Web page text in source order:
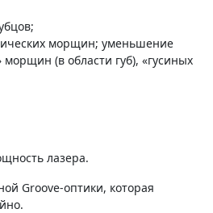
морщин; уменьшение
(в области губ), «гусиных
лазера.
Groove-оптики, которая